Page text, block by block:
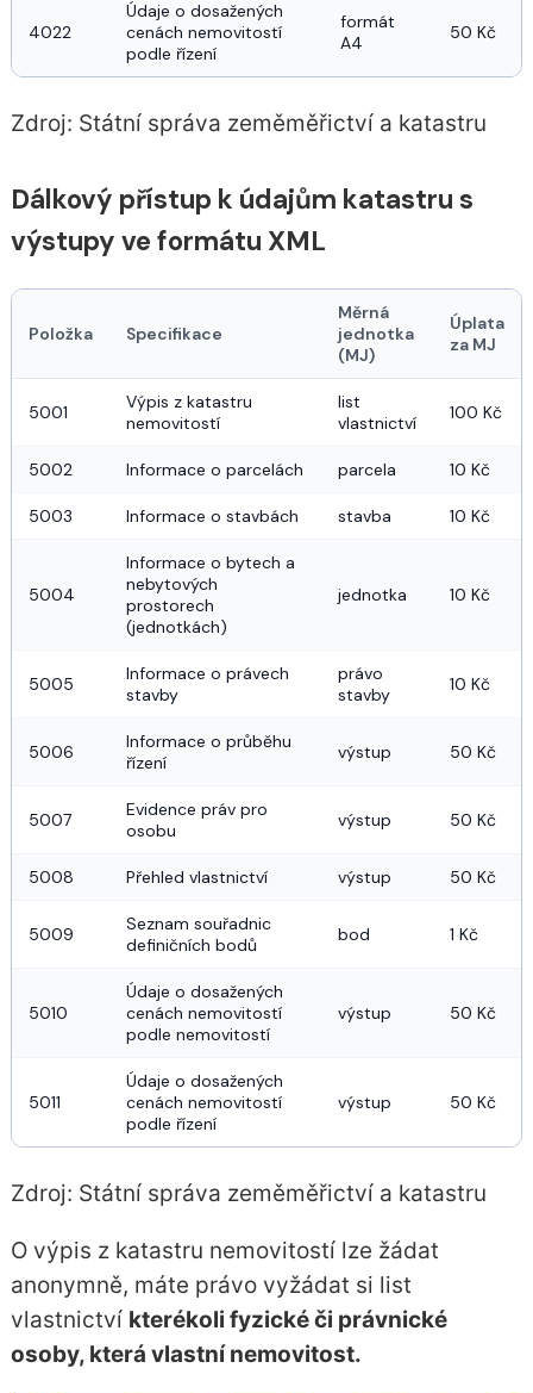
4022
Údaje o dosažených
cenách nemovitostí
podle řízení
formát
A4
50 Kč
Zdroj: Státní správa zeměměřictví a katastru
Dálkový přístup k údajům katastru s
výstupy ve formátu XML
Položka Specifikace
Měrná
jednotka
(MJ)
Úplata
za MJ
5001
Výpis z katastru
nemovitostí
list
vlastnictví
100 Kč
5002 Informace o parcelách parcela 10 Kč
5003 Informace o stavbách stavba 10 Kč
5004
Informace o bytech a
nebytových
prostorech
(jednotkách)
jednotka 10 Kč
5005
Informace o právech
stavby
právo
stavby
10 Kč
5006
Informace o průběhu
řízení
výstup 50 Kč
5007
Evidence práv pro
osobu
výstup 50 Kč
5008 Přehled vlastnictví výstup 50 Kč
5009
Seznam souřadnic
definičních bodů
bod 1 Kč
5010
Údaje o dosažených
cenách nemovitostí
podle nemovitostí
výstup 50 Kč
5011
Údaje o dosažených
cenách nemovitostí
podle řízení
výstup 50 Kč
Zdroj: Státní správa zeměměřictví a katastru
O výpis z katastru nemovitostí lze žádat
anonymně, máte právo vyžádat si list
vlastnictví kterékoli fyzické či právnické
osoby, která vlastní nemovitost.